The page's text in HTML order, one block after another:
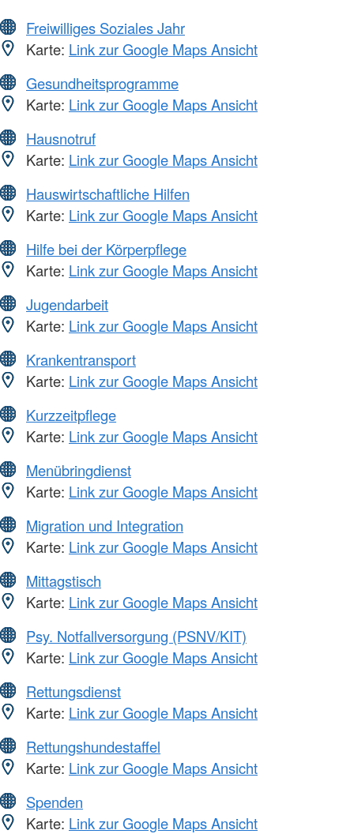
Freiwilliges Soziales Jahr
Karte: Link zur Google Maps Ansicht
Gesundheitsprogramme
Karte: Link zur Google Maps Ansicht
Hausnotruf
Karte: Link zur Google Maps Ansicht
Hauswirtschaftliche Hilfen
Karte: Link zur Google Maps Ansicht
Hilfe bei der Körperpflege
Karte: Link zur Google Maps Ansicht
Jugendarbeit
Karte: Link zur Google Maps Ansicht
Krankentransport
Karte: Link zur Google Maps Ansicht
Kurzzeitpflege
Karte: Link zur Google Maps Ansicht
Menübringdienst
Karte: Link zur Google Maps Ansicht
Migration und Integration
Karte: Link zur Google Maps Ansicht
Mittagstisch
Karte: Link zur Google Maps Ansicht
Psy. Notfallversorgung (PSNV/KIT)
Karte: Link zur Google Maps Ansicht
Rettungsdienst
Karte: Link zur Google Maps Ansicht
Rettungshundestaffel
Karte: Link zur Google Maps Ansicht
Spenden
Karte: Link zur Google Maps Ansicht